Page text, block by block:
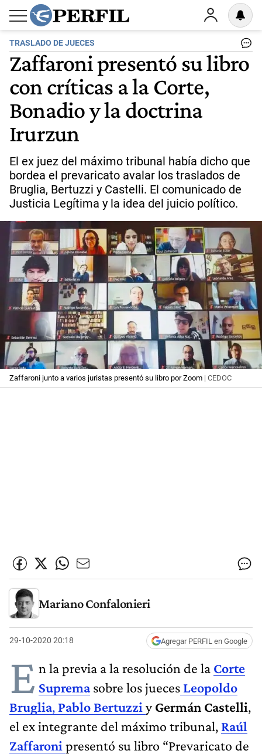
TRASLADO DE JUECES
Zaffaroni presentó su libro
con críticas a la Corte,
Bonadio y la doctrina
Irurzun
El ex juez del máximo tribunal había dicho que
bordea el prevaricato avalar los traslados de
Bruglia, Bertuzzi y Castelli. El comunicado de
Justicia Legítima y la idea del juicio político.
Zaffaroni junto a varios juristas presentó su libro por Zoom | CEDOC
Mariano Confalonieri
29-10-2020 20:18 Agregar PERFIL en Google
E n la previa a la resolución de la Corte
Supremasobre los jueces Leopoldo
Bruglia, Pablo Bertuzzi yGermán Castelli,
el ex integrante del máximo tribunal, Raúl
Zaffaroni presentó su libro “Prevaricato de